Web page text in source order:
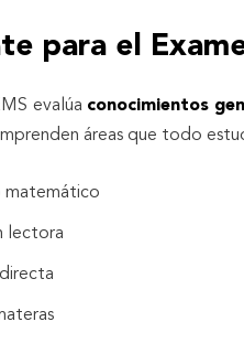
para el
evalúa conocimientos
áreas que todo
matemático
lectora